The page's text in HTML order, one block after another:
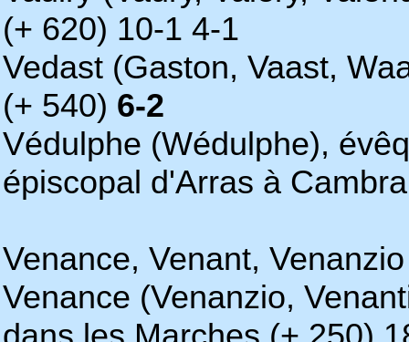
(+ 620) 10-1 4-1
Vedast (Gaston, Vaast,
(+ 540) 6-2
Védulphe (Wédulphe),
épiscopal d'Arras à
Venance, Venant,
Venance (Venanzio,